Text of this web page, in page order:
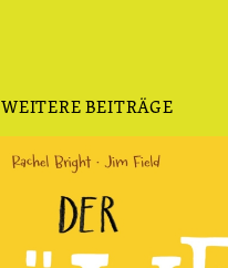
WEITERE BEITRÄGE